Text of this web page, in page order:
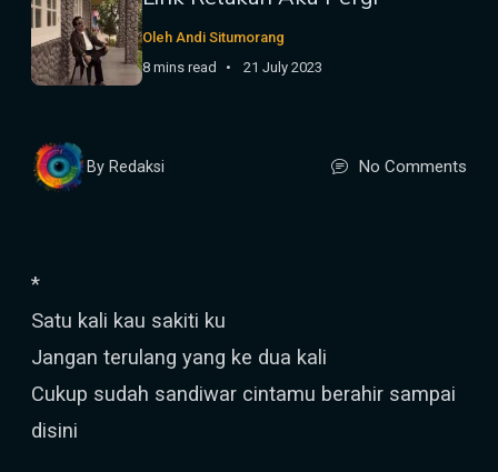
Oleh Andi Situmorang
8 mins read
21 July 2023
By Redaksi No Comments
*
Satu kali kau sakiti ku
Jangan terulang yang ke dua kali
Cukup sudah sandiwar cintamu berahir sampai
disini